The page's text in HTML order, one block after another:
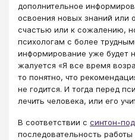
дополнительное
освоения новых знаний или
счастью или к сожалению,
психологам с более
информирование уже будет
жалуется «Я все время
то понятно, что
не годится. И тогда перед
лечить человека, или его
В соответствии с синтон-
последовательность